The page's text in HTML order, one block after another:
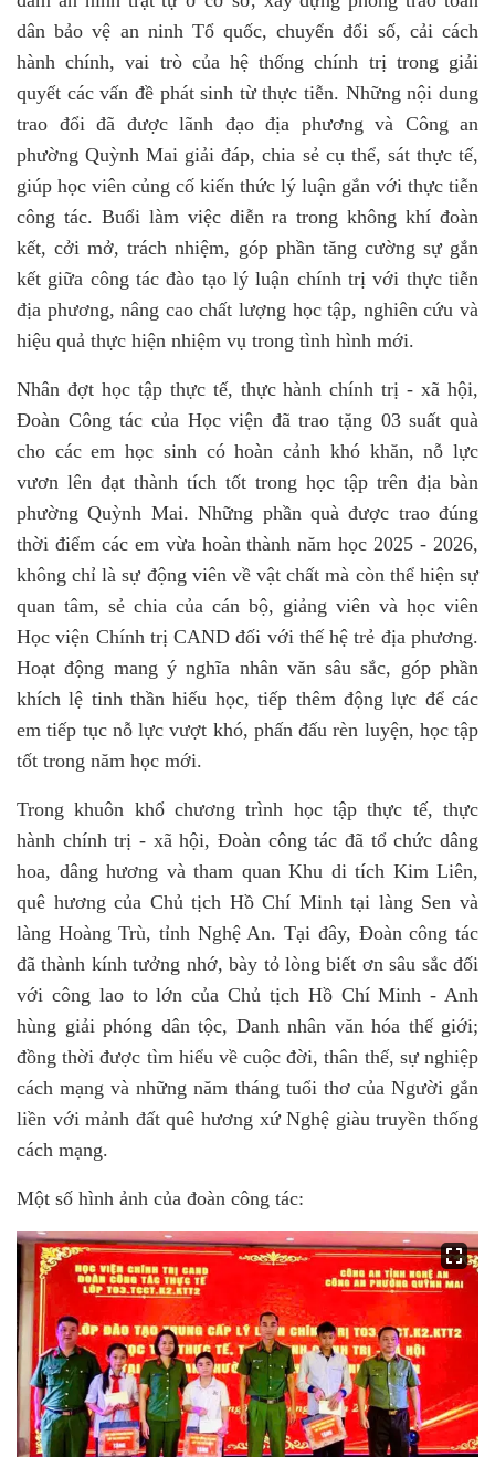
dân bảo vệ an ninh Tổ quốc, chuyển đổi số, cải cách
hành chính, vai trò của hệ thống chính trị trong giải
quyết các vấn đề phát sinh từ thực tiễn. Những nội dung
trao đổi đã được lãnh đạo địa phương và Công an
phường Quỳnh Mai giải đáp, chia sẻ cụ thể, sát thực tế,
giúp học viên củng cố kiến thức lý luận gắn với thực tiễn
công tác. Buổi làm việc diễn ra trong không khí đoàn
kết, cởi mở, trách nhiệm, góp phần tăng cường sự gắn
kết giữa công tác đào tạo lý luận chính trị với thực tiễn
địa phương, nâng cao chất lượng học tập, nghiên cứu và
hiệu quả thực hiện nhiệm vụ trong tình hình mới.
Nhân đợt học tập thực tế, thực hành chính trị - xã hội,
Đoàn Công tác của Học viện đã trao tặng 03 suất quà
cho các em học sinh có hoàn cảnh khó khăn, nỗ lực
vươn lên đạt thành tích tốt trong học tập trên địa bàn
phường Quỳnh Mai. Những phần quà được trao đúng
thời điểm các em vừa hoàn thành năm học 2025 - 2026,
không chỉ là sự động viên về vật chất mà còn thể hiện sự
quan tâm, sẻ chia của cán bộ, giảng viên và học viên
Học viện Chính trị CAND đối với thế hệ trẻ địa phương.
Hoạt động mang ý nghĩa nhân văn sâu sắc, góp phần
khích lệ tinh thần hiếu học, tiếp thêm động lực để các
em tiếp tục nỗ lực vượt khó, phấn đấu rèn luyện, học tập
tốt trong năm học mới.
Trong khuôn khổ chương trình học tập thực tế, thực
hành chính trị - xã hội, Đoàn công tác đã tổ chức dâng
hoa, dâng hương và tham quan Khu di tích Kim Liên,
quê hương của Chủ tịch Hồ Chí Minh tại làng Sen và
làng Hoàng Trù, tỉnh Nghệ An. Tại đây, Đoàn công tác
đã thành kính tưởng nhớ, bày tỏ lòng biết ơn sâu sắc đối
với công lao to lớn của Chủ tịch Hồ Chí Minh - Anh
hùng giải phóng dân tộc, Danh nhân văn hóa thế giới;
đồng thời được tìm hiểu về cuộc đời, thân thế, sự nghiệp
cách mạng và những năm tháng tuổi thơ của Người gắn
liền với mảnh đất quê hương xứ Nghệ giàu truyền thống
cách mạng.
Một số hình ảnh của đoàn công tác: